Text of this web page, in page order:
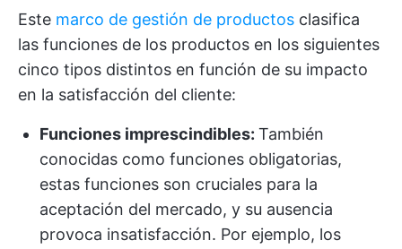
Este marco de gestión de productos clasifica
las funciones de los productos en los siguientes
cinco tipos distintos en función de su impacto
en la satisfacción del cliente:
Funciones imprescindibles: También
conocidas como funciones obligatorias,
estas funciones son cruciales para la
aceptación del mercado, y su ausencia
provoca insatisfacción. Por ejemplo, los